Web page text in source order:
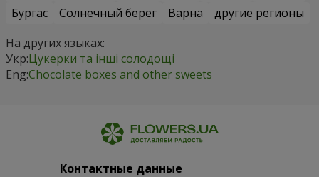
Бургас
Солнечный берег Варна
другие регионы
На других языках:
Укр:Цукерки та інші солодощі
Eng:Chocolate boxes and other sweets
Контактные данные